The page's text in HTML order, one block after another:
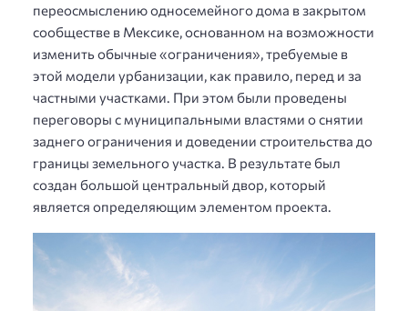
переосмыслению односемейного дома в закрытом
сообществе в Мексике, основанном на возможности
изменить обычные «ограничения», требуемые в
этой модели урбанизации, как правило, перед и за
частными участками. При этом были проведены
переговоры с муниципальными властями о снятии
заднего ограничения и доведении строительства до
границы земельного участка. В результате был
создан большой центральный двор, который
является определяющим элементом проекта.